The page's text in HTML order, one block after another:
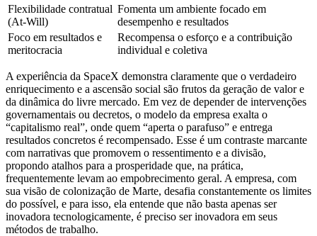
Flexibilidade contratual
(At-Will)
Fomenta um ambiente focado em
desempenho e resultados
Foco em resultados e
meritocracia
Recompensa o esforço e a contribuição
individual e coletiva
A experiência da SpaceX demonstra claramente que o verdadeiro
enriquecimento e a ascensão social são frutos da geração de valor e
da dinâmica do livre mercado. Em vez de depender de intervenções
governamentais ou decretos, o modelo da empresa exalta o
“capitalismo real”, onde quem “aperta o parafuso” e entrega
resultados concretos é recompensado. Esse é um contraste marcante
com narrativas que promovem o ressentimento e a divisão,
propondo atalhos para a prosperidade que, na prática,
frequentemente levam ao empobrecimento geral. A empresa, com
sua visão de colonização de Marte, desafia constantemente os limites
do possível, e para isso, ela entende que não basta apenas ser
inovadora tecnologicamente, é preciso ser inovadora em seus
métodos de trabalho.